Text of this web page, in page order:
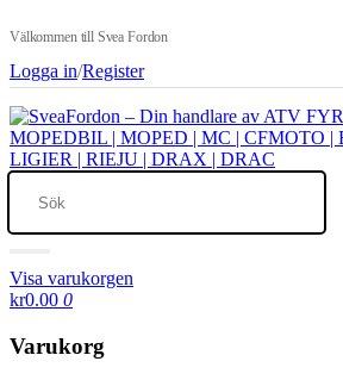
Välkommen till Svea Fordon
Logga in/Register
Visa varukorgen
kr0.00 0
Varukorg